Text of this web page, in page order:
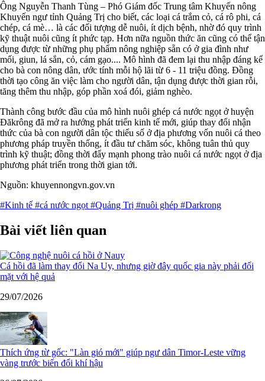
Ông Nguyễn Thanh Tùng – Phó Giám đốc Trung tâm Khuyến nông
Khuyến ngư tỉnh Quảng Trị cho biết, các loại cá trắm cỏ, cá rô phi, cá
chép, cá mè… là các đối tượng dễ nuôi, ít dịch bệnh, nhờ đó quy trình
kỹ thuật nuôi cũng ít phức tạp. Hơn nữa nguồn thức ăn cũng có thể tận
dụng được từ những phụ phẩm nông nghiệp sẵn có ở gia đình như
mối, giun, lá sắn, cỏ, cám gạo.... Mô hình đã đem lại thu nhập đáng kể
cho bà con nông dân, ước tính mỗi hộ lãi từ 6 - 11 triệu đồng. Đồng
thời tạo công ăn việc làm cho người dân, tận dụng được thời gian rỗi,
tăng thêm thu nhập, góp phần xoá đói, giảm nghèo.
Thành công bước đầu của mô hình nuôi ghép cá nước ngọt ở huyện
Đăkrông đã mở ra hướng phát triển kinh tế mới, giúp thay đổi nhận
thức của bà con người dân tộc thiểu số ở địa phương vốn nuôi cá theo
phương pháp truyền thống, ít đầu tư chăm sóc, không tuân thủ quy
trình kỹ thuật; đồng thời đẩy mạnh phong trào nuôi cá nước ngọt ở địa
phương phát triển trong thời gian tới.
Nguồn: khuyennongvn.gov.vn
#Kinh tế #cá nước ngọt #Quảng Trị #nuôi ghép #Darkrong
Bài viết liên quan
Cá hồi đã làm thay đổi Na Uy, nhưng giờ đây quốc gia này phải đối
mặt với hệ quả
29/07/2026
Thích ứng từ gốc: "Làn gió mới" giúp ngư dân Timor-Leste vững
vàng trước biến đổi khí hậu